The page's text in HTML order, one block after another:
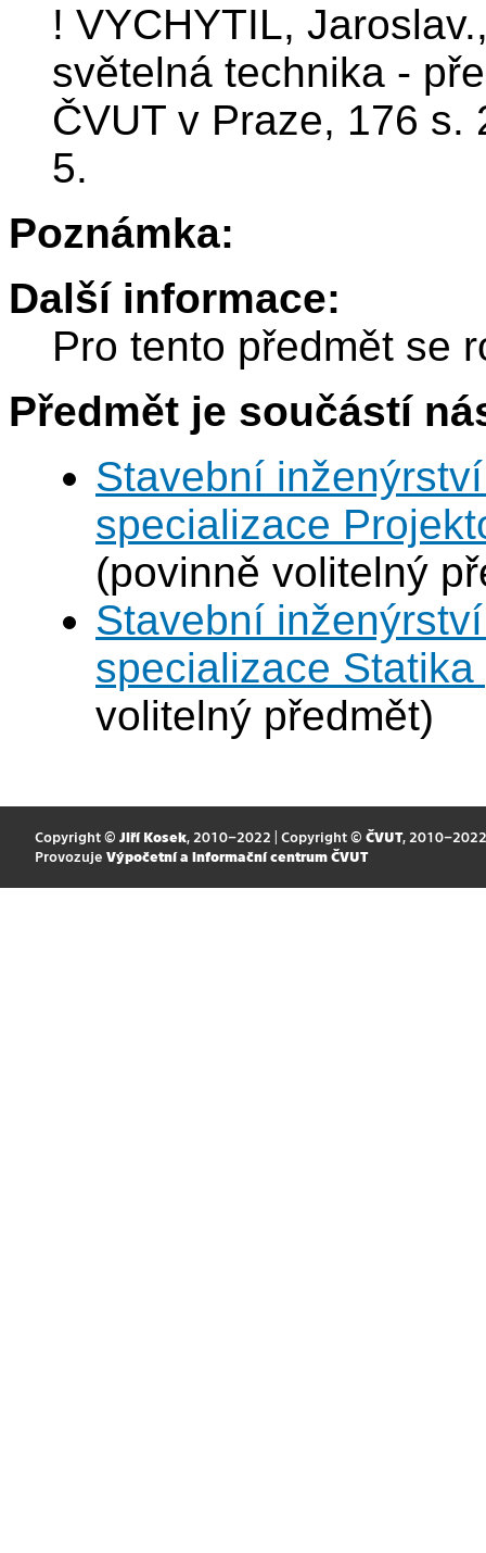
! VYCHYTIL,
světelná technika -
ČVUT v Praze, 176 s.
5.
Poznámka:
Další informace:
Pro tento předmět se
Předmět je součástí
Stavební
specializace
(povinně volitelný
Stavební
specializace
volitelný předmět)
Copyright © Jiří Kosek, 2010–2022 | Copyright © ČVUT, 2010–2022
Provozuje Výpočetní a informační centrum ČVUT